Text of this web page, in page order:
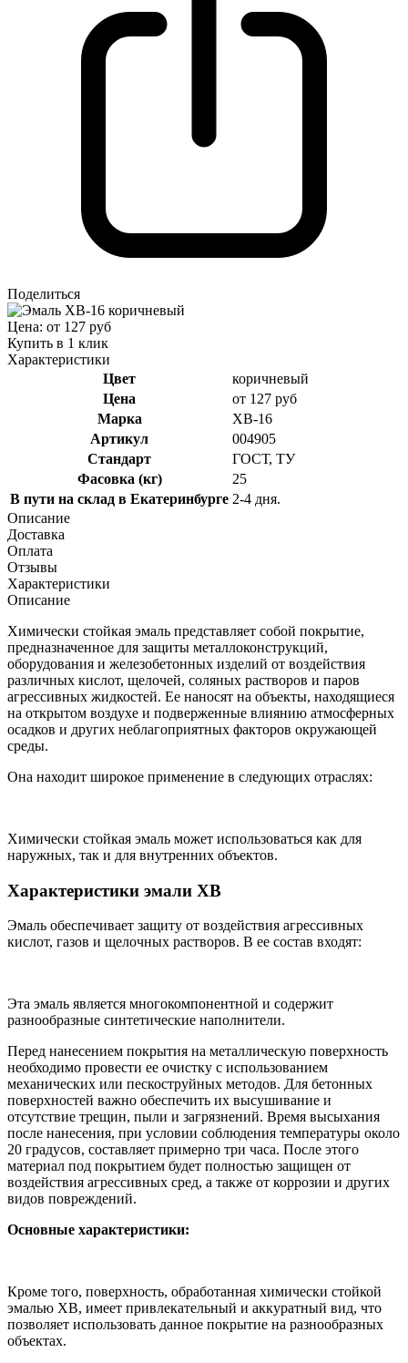
Поделиться
Цена: от 127 руб
Купить в 1 клик
Характеристики
Цвет
коричневый
Цена
от 127 руб
Марка
ХВ-16
Артикул
004905
Стандарт
ГОСТ, ТУ
Фасовка (кг)
25
В пути на склад в Екатеринбурге 2-4 дня.
Описание
Доставка
Оплата
Отзывы
Характеристики
Описание
Химически стойкая эмаль представляет собой покрытие,
предназначенное для защиты металлоконструкций,
оборудования и железобетонных изделий от воздействия
различных кислот, щелочей, соляных растворов и паров
агрессивных жидкостей. Ее наносят на объекты, находящиеся
на открытом воздухе и подверженные влиянию атмосферных
осадков и других неблагоприятных факторов окружающей
среды.
Она находит широкое применение в следующих отраслях:
Химически стойкая эмаль может использоваться как для
наружных, так и для внутренних объектов.
Характеристики эмали ХВ
Эмаль обеспечивает защиту от воздействия агрессивных
кислот, газов и щелочных растворов. В ее состав входят:
Эта эмаль является многокомпонентной и содержит
разнообразные синтетические наполнители.
Перед нанесением покрытия на металлическую поверхность
необходимо провести ее очистку с использованием
механических или пескоструйных методов. Для бетонных
поверхностей важно обеспечить их высушивание и
отсутствие трещин, пыли и загрязнений. Время высыхания
после нанесения, при условии соблюдения температуры около
20 градусов, составляет примерно три часа. После этого
материал под покрытием будет полностью защищен от
воздействия агрессивных сред, а также от коррозии и других
видов повреждений.
Основные характеристики:
Кроме того, поверхность, обработанная химически стойкой
эмалью ХВ, имеет привлекательный и аккуратный вид, что
позволяет использовать данное покрытие на разнообразных
объектах.